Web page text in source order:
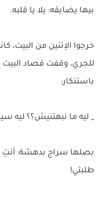
بيها يضايقه: يلا يا قلبه.
خرجوا الإتنين من البيت،
للجري، وقفت قصاد
باستنكار:
_ ليه ما نبهتنيش؟؟ ليه
بصلها سراج بدهشة: أنتِ
طلبتي!